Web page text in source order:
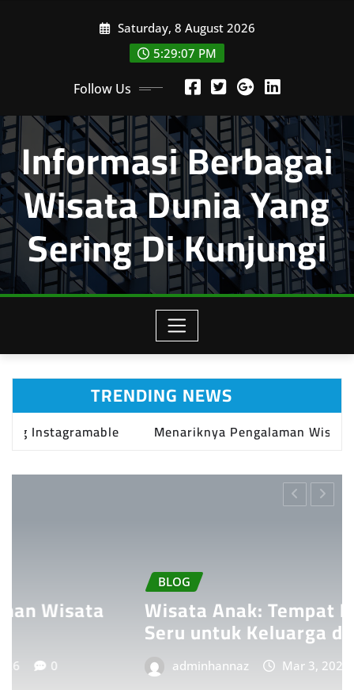
Saturday, 8 August 2026
5:29:08 PM
Follow Us
Informasi Berbagai
Wisata Dunia Yang
Sering Di Kunjungi
TRENDING NEWS
Menariknya Pengalaman Wisata
Wisata Anak: Tempat Liburan
Seru untuk Keluarga di Indonesia
adminhannaz Mar 3, 2026 0